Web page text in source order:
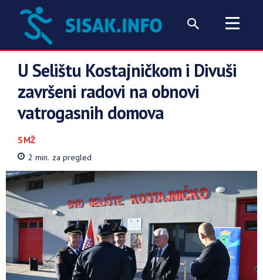
U Selištu Kostajničkom i Divuši
završeni radovi na obnovi
vatrogasnih domova
SMŽ
2 min. za pregled